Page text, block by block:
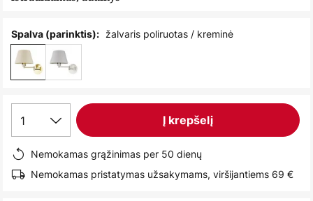
images
Spalva (parinktis): žalvaris poliruotas / kreminė
1 Į krepšelį
Nemokamas grąžinimas per 50 dienų
Nemokamas pristatymas užsakymams, viršijantiems 69 €